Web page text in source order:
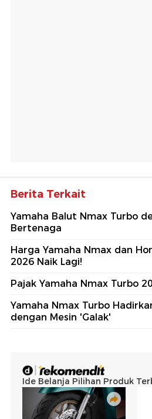
Berita Terkait
Yamaha Balut Nmax Turbo
Bertenaga
Harga Yamaha Nmax dan
2026 Naik Lagi!
Pajak Yamaha Nmax Turbo
Yamaha Nmax Turbo
dengan Mesin 'Galak'